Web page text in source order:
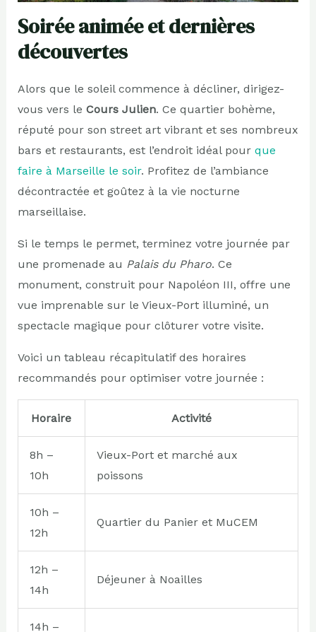
Soirée animée et dernières
découvertes
Alors que le soleil commence à décliner, dirigez-
vous vers le Cours Julien. Ce quartier bohème,
réputé pour son street art vibrant et ses nombreux
bars et restaurants, est l’endroit idéal pour que
faire à Marseille le soir. Profitez de l’ambiance
décontractée et goûtez à la vie nocturne
marseillaise.
Si le temps le permet, terminez votre journée par
une promenade au Palais du Pharo. Ce
monument, construit pour Napoléon III, offre une
vue imprenable sur le Vieux-Port illuminé, un
spectacle magique pour clôturer votre visite.
Voici un tableau récapitulatif des horaires
recommandés pour optimiser votre journée :
Horaire Activité
8h –
10h
Vieux-Port et marché aux
poissons
10h –
12h
Quartier du Panier et MuCEM
12h –
14h
Déjeuner à Noailles
14h –